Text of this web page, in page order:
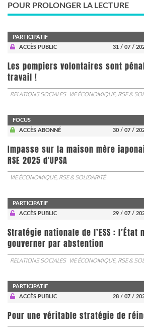
POUR PROLONGER LA LECTURE
PARTICIPATIF
ACCÈS PUBLIC
31 / 07 /
Les pompiers volontaires sont
travail !
RELATIONS SOCIALES VIE ÉCONOMIQUE, RSE &
FOCUS
ACCÈS ABONNÉ
30 / 07 /
Impasse sur la maison mère
RSE 2025 d'UPSA
VIE ÉCONOMIQUE, RSE & SOLIDARITÉ
PARTICIPATIF
ACCÈS PUBLIC
29 / 07 /
Stratégie nationale de l’ESS : l’État
gouverner par abstention
RELATIONS SOCIALES VIE ÉCONOMIQUE, RSE &
PARTICIPATIF
ACCÈS PUBLIC
28 / 07 /
Pour une véritable stratégie de